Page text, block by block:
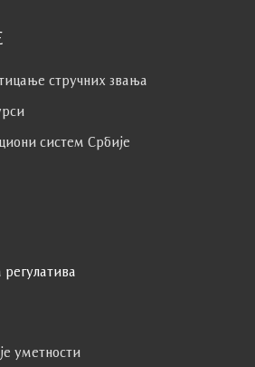
стручних звања
систем Србије
уметности